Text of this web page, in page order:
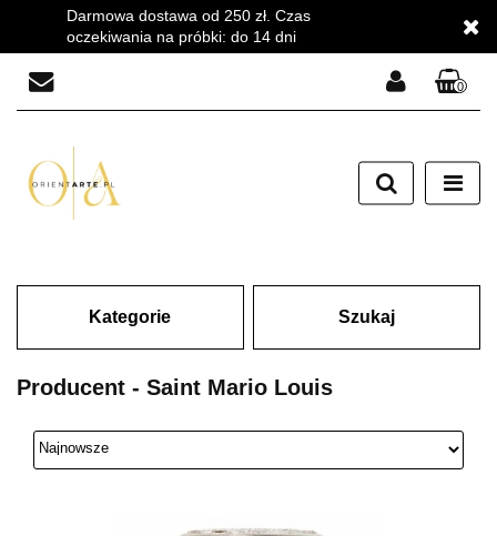
Darmowa dostawa od 250 zł. Czas
oczekiwania na próbki: do 14 dni
Zarejestruj się
Dodaj zgłoszenie
0
Kategorie Szukaj
Producent - Saint Mario Louis